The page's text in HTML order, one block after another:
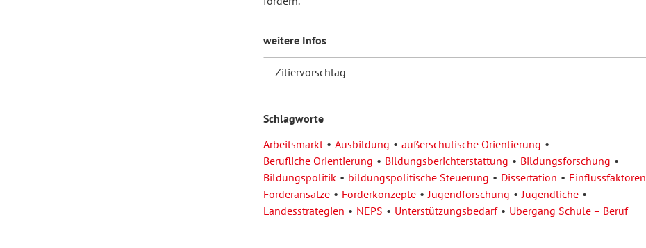
weitere Infos
Zitiervorschlag
Schlagworte
Arbeitsmarkt
Ausbildung
außerschulische Orientierung
Berufliche Orientierung
Bildungsberichterstattung
Bildungsforschung
Bildungspolitik
bildungspolitische Steuerung Dissertation
Einflussfaktoren
Förderansätze
Förderkonzepte Jugendforschung
Jugendliche
Landesstrategien
NEPS Unterstützungsbedarf Übergang Schule – Beruf